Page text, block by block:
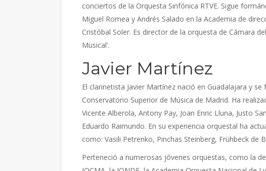
conciertos de la Orquesta Sinfónica RTVE. Sigue
Miguel Romea y Andrés Salado en la Academia de
Cristóbal Soler. Es director de la orquesta de Cámara
Musical’.
Javier Martínez
El clarinetista Javier Martínez nació en Guadalajara y
Conservatorio Superior de Música de Madrid. Ha
Vicente Alberola, Antony Pay, Joan Enric Lluna, Justo
Eduardo Raimundo. En su experiencia orquestal ha
como: Vasili Petrenko, Pinchas Steinberg, Frühbeck de
Perteneció a numerosas jóvenes orquestas, como la